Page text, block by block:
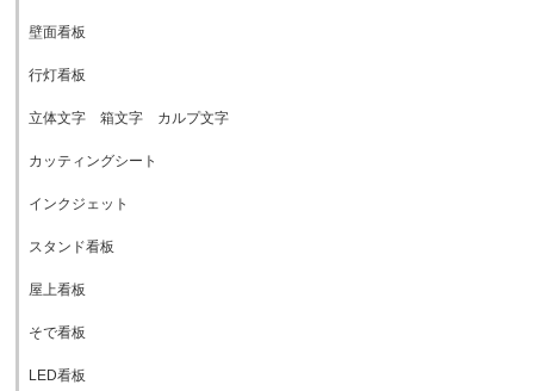
壁面看板
行灯看板
立体文字 箱文字 カルプ文字
カッティングシート
インクジェット
スタンド看板
屋上看板
そで看板
LED看板